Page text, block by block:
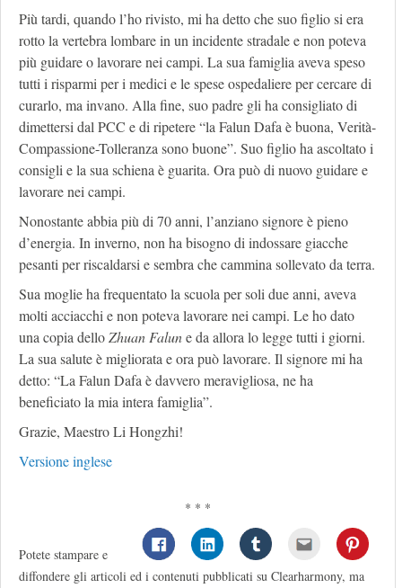
Più tardi, quando l’ho rivisto, mi ha detto che suo figlio si era
rotto la vertebra lombare in un incidente stradale e non poteva
più guidare o lavorare nei campi. La sua famiglia aveva speso
tutti i risparmi per i medici e le spese ospedaliere per cercare di
curarlo, ma invano. Alla fine, suo padre gli ha consigliato di
dimettersi dal PCC e di ripetere “la Falun Dafa è buona, Verità-
Compassione-Tolleranza sono buone”. Suo figlio ha ascoltato i
consigli e la sua schiena è guarita. Ora può di nuovo guidare e
lavorare nei campi.
Nonostante abbia più di 70 anni, l’anziano signore è pieno
d’energia. In inverno, non ha bisogno di indossare giacche
pesanti per riscaldarsi e sembra che cammina sollevato da terra.
Sua moglie ha frequentato la scuola per soli due anni, aveva
molti acciacchi e non poteva lavorare nei campi. Le ho dato
una copia delloZhuan Falune da allora lo legge tutti i giorni.
La sua salute è migliorata e ora può lavorare. Il signore mi ha
detto: “La Falun Dafa è davvero meravigliosa, ne ha
beneficiato la mia intera famiglia”.
Grazie, Maestro Li Hongzhi!
Versione inglese
* * *
Potete stampare e
diffondere gli articoli ed i contenuti pubblicati su Clearharmony, ma